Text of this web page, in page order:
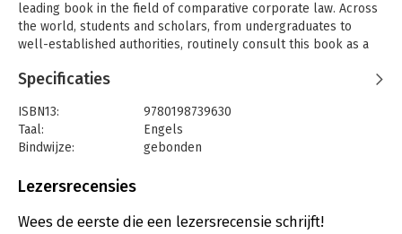
leading book in the field of comparative corporate law. Across
the world, students and scholars, from undergraduates to
well-established authorities, routinely consult this book as a
Specificaties
ISBN13:
9780198739630
Taal:
Engels
Bindwijze:
gebonden
Uitgever:
Verschijningsdatum:
26-1-2017
Lezersrecensies
Wees de eerste die een lezersrecensie schrijft!